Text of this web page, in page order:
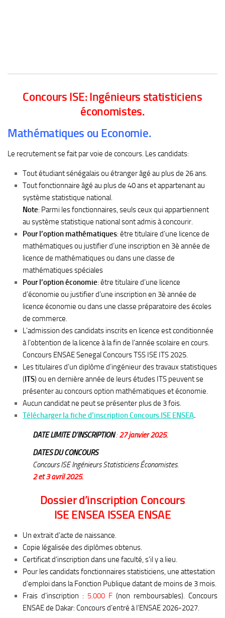
Concours ISE: Ingénieurs statisticiens
économistes.
Mathématiques ou Economie.
Le recrutement se fait par voie de concours. Les candidats:
Tout étudiant sénégalais ou étranger âgé au plus de 26 ans.
Tout fonctionnaire âgé au plus de 40 ans et appartenant au
système statistique national.
Note: Parmi les fonctionnaires, seuls ceux qui appartiennent
au système statistique national sont admis à concourir.
Pour l’option mathématiques: être titulaire d’une licence de
mathématiques ou justifier d’une inscription en 3è année de
licence de mathématiques ou dans une classe de
mathématiques spéciales
Pour l’option économie: être titulaire d’une licence
d’économie ou justifier d’une inscription en 3è année de
licence économie ou dans une classe préparatoire des écoles
de commerce.
L’admission des candidats inscrits en licence est conditionnée
à l’obtention de la licence à la fin de l’année scolaire en cours.
Concours ENSAE Senegal Concours TSS ISE ITS 2025.
Les titulaires d’un diplôme d’ingénieur des travaux statistiques
(ITS) ou en dernière année de leurs études ITS peuvent se
présenter au concours option mathématiques et économie.
Aucun candidat ne peut se présenter plus de 3 fois.
Télécharger la fiche d’inscription Concours ISE ENSEA.
DATE LIMITE D’INSCRIPTION:27 janvier 2025.
DATES DU CONCOURS
Concours ISE Ingénieurs Statisticiens Économistes.
2 et 3 avril 2025.
Dossier d’inscription Concours
ISE ENSEA ISSEA ENSAE
Un extrait d’acte de naissance.
Copie légalisée des diplômes obtenus.
Certificat d’inscription dans une faculté, s’il y a lieu.
Pour les candidats fonctionnaires statisticiens, une attestation
d’emploi dans la Fonction Publique datant de moins de 3 mois.
Frais d’inscription : 5.000 F (non remboursables). Concours
ENSAE de Dakar: Concours d’entré à l’ENSAE 2026-2027.